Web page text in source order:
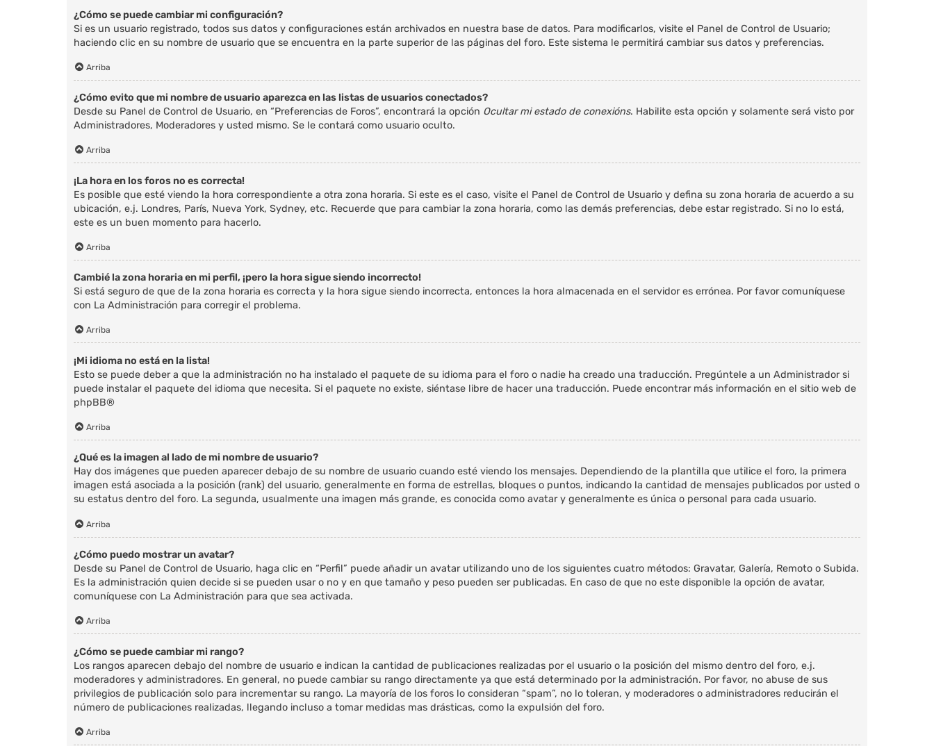
¿Cómo se puede cambiar mi configuración?
Si es un usuario registrado, todos sus datos y configuraciones están archivados en nuestra base de datos. Para modificarlos, visite el Panel de Control de Usuario;
haciendo clic en su nombre de usuario que se encuentra en la parte superior de las páginas del foro. Este sistema le permitirá cambiar sus datos y preferencias.
Arriba
¿Cómo evito que mi nombre de usuario aparezca en las listas de usuarios conectados?
Desde su Panel de Control de Usuario, en “Preferencias de Foros”, encontrará la opción Ocultar mi estado de conexións. Habilite esta opción y solamente será visto por
Administradores, Moderadores y usted mismo. Se le contará como usuario oculto.
Arriba
¡La hora en los foros no es correcta!
Es posible que esté viendo la hora correspondiente a otra zona horaria. Si este es el caso, visite el Panel de Control de Usuario y defina su zona horaria de acuerdo a su
ubicación, e.j. Londres, París, Nueva York, Sydney, etc. Recuerde que para cambiar la zona horaria, como las demás preferencias, debe estar registrado. Si no lo está,
este es un buen momento para hacerlo.
Arriba
Cambié la zona horaria en mi perfil, ¡pero la hora sigue siendo incorrecto!
Si está seguro de que de la zona horaria es correcta y la hora sigue siendo incorrecta, entonces la hora almacenada en el servidor es errónea. Por favor comuníquese
con La Administración para corregir el problema.
Arriba
¡Mi idioma no está en la lista!
Esto se puede deber a que la administración no ha instalado el paquete de su idioma para el foro o nadie ha creado una traducción. Pregúntele a un Administrador si
puede instalar el paquete del idioma que necesita. Si el paquete no existe, siéntase libre de hacer una traducción. Puede encontrar más información en el sitio web de
phpBB®
Arriba
¿Qué es la imagen al lado de mi nombre de usuario?
Hay dos imágenes que pueden aparecer debajo de su nombre de usuario cuando esté viendo los mensajes. Dependiendo de la plantilla que utilice el foro, la primera
imagen está asociada a la posición (rank) del usuario, generalmente en forma de estrellas, bloques o puntos, indicando la cantidad de mensajes publicados por usted o
su estatus dentro del foro. La segunda, usualmente una imagen más grande, es conocida como avatar y generalmente es única o personal para cada usuario.
Arriba
¿Cómo puedo mostrar un avatar?
Desde su Panel de Control de Usuario, haga clic en “Perfil” puede añadir un avatar utilizando uno de los siguientes cuatro métodos: Gravatar, Galería, Remoto o Subida.
Es la administración quien decide si se pueden usar o no y en que tamaño y peso pueden ser publicadas. En caso de que no este disponible la opción de avatar,
comuníquese con La Administración para que sea activada.
Arriba
¿Cómo se puede cambiar mi rango?
Los rangos aparecen debajo del nombre de usuario e indican la cantidad de publicaciones realizadas por el usuario o la posición del mismo dentro del foro, e.j.
moderadores y administradores. En general, no puede cambiar su rango directamente ya que está determinado por la administración. Por favor, no abuse de sus
privilegios de publicación solo para incrementar su rango. La mayoría de los foros lo consideran “spam”, no lo toleran, y moderadores o administradores reducirán el
número de publicaciones realizadas, llegando incluso a tomar medidas mas drásticas, como la expulsión del foro.
Arriba